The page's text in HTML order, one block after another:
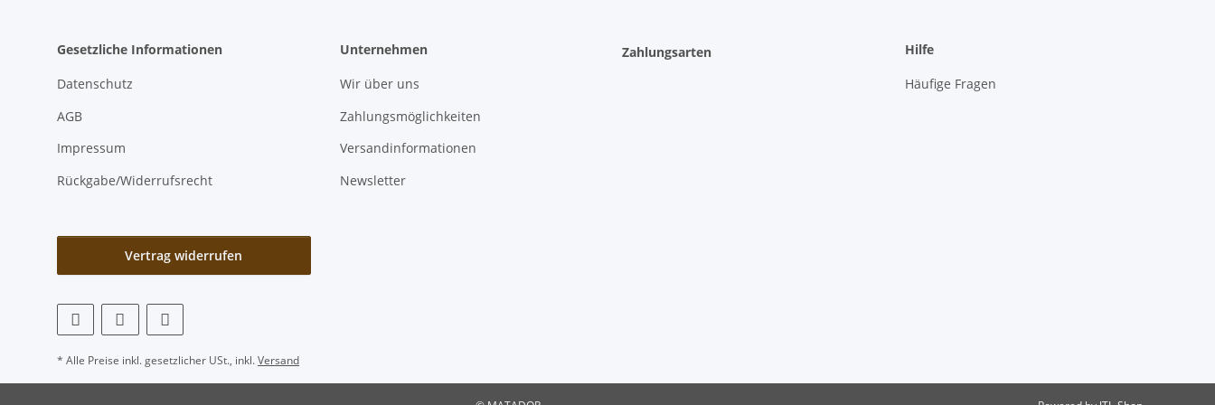
Gesetzliche Informationen
Datenschutz
AGB
Impressum
Rückgabe/Widerrufsrecht
Unternehmen
Wir über uns
Zahlungsmöglichkeiten
Versandinformationen
Newsletter
Zahlungsarten Hilfe
Häufige Fragen
Vertrag widerrufen
* Alle Preise inkl. gesetzlicher USt., inkl.Versand